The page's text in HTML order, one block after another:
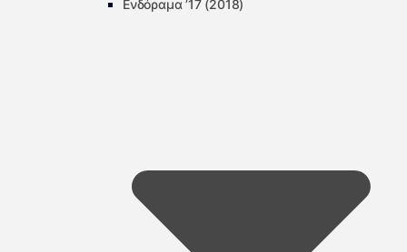
Ενδόραμα ’17 (2018)